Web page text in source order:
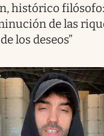
histórico
de las
los deseos”